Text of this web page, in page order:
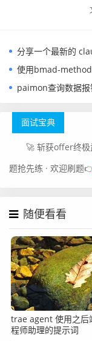
首先我们把pod修
然后我们勾选下方
分享一个最新的
使用bmad-
paimon查询数据报错，提示：The
面试宝典
🚀 斩获offer终极
题抢先练 · 欢迎刷题
随便看看
trae agent 使用之后
程师助理的提示词